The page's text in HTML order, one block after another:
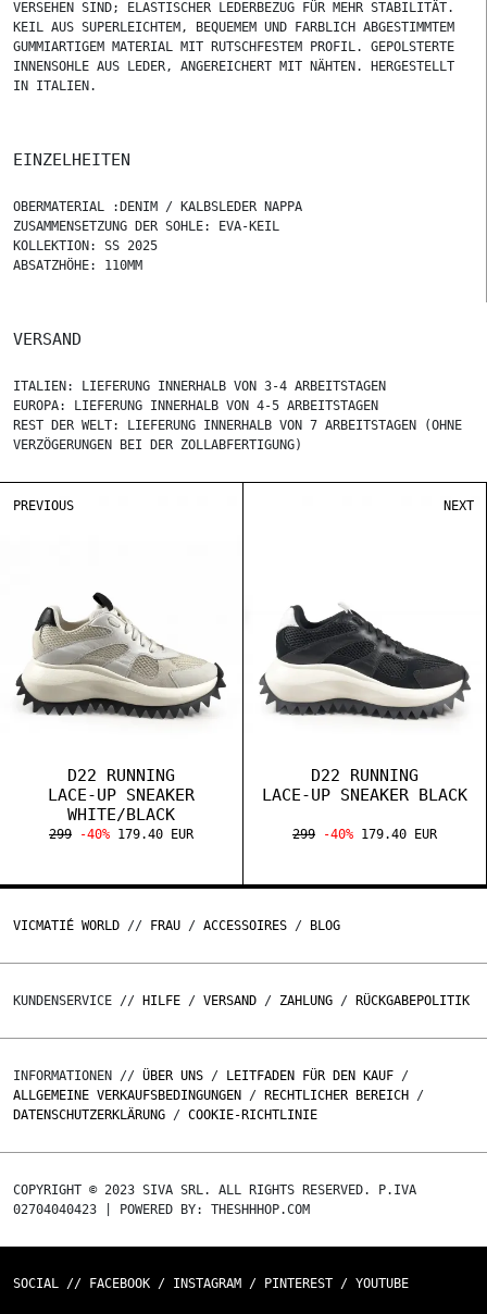
VERSEHEN SIND; ELASTISCHER LEDERBEZUG FÜR MEHR STABILITÄT.
KEIL AUS SUPERLEICHTEM, BEQUEMEM UND FARBLICH ABGESTIMMTEM
GUMMIARTIGEM MATERIAL MIT RUTSCHFESTEM PROFIL. GEPOLSTERTE
INNENSOHLE AUS LEDER, ANGEREICHERT MIT NÄHTEN. HERGESTELLT
IN ITALIEN.
EINZELHEITEN
OBERMATERIAL :DENIM / KALBSLEDER NAPPA
ZUSAMMENSETZUNG DER SOHLE: EVA-KEIL
KOLLEKTION: SS 2025
ABSATZHÖHE: 110MM
VERSAND
ITALIEN: LIEFERUNG INNERHALB VON 3-4 ARBEITSTAGEN
EUROPA: LIEFERUNG INNERHALB VON 4-5 ARBEITSTAGEN
REST DER WELT: LIEFERUNG INNERHALB VON 7 ARBEITSTAGEN (OHNE
VERZÖGERUNGEN BEI DER ZOLLABFERTIGUNG)
PREVIOUS
D22 RUNNING
LACE-UP SNEAKER
WHITE/BLACK
299 -40% 179.40 EUR
D22 RUNNING
LACE-UP SNEAKER BLACK
299 -40% 179.40 EUR
NEXT
VICMATIÉ WORLD // FRAU / ACCESSOIRES / BLOG
KUNDENSERVICE // HILFE / VERSAND / ZAHLUNG / RÜCKGABEPOLITIK
INFORMATIONEN // ÜBER UNS / LEITFADEN FÜR DEN KAUF /
ALLGEMEINE VERKAUFSBEDINGUNGEN / RECHTLICHER BEREICH /
DATENSCHUTZERKLÄRUNG / COOKIE-RICHTLINIE
COPYRIGHT © 2023 SIVA SRL. ALL RIGHTS RESERVED. P.IVA
02704040423 | POWERED BY: THESHHHOP.COM
SOCIAL // FACEBOOK / INSTAGRAM / PINTEREST / YOUTUBE